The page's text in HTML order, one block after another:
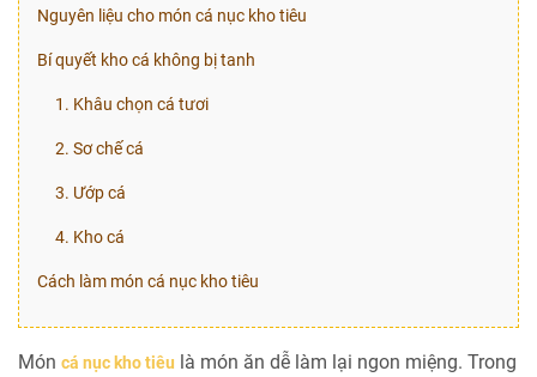
Nguyên liệu cho món cá nục kho tiêu
Bí quyết kho cá không bị tanh
1. Khâu chọn cá tươi
2. Sơ chế cá
3. Ướp cá
4. Kho cá
Cách làm món cá nục kho tiêu
Món cá nục kho tiêu là món ăn dễ làm lại ngon miệng. Trong